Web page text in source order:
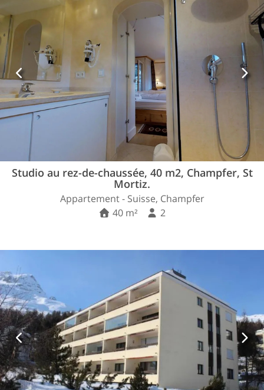
Studio au rez-de-chaussée, 40 m2, Champfer, St
Mortiz.
Appartement - Suisse, Champfer
40 m²
2